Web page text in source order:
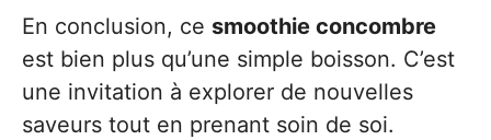
En conclusion, ce smoothie concombre
est bien plus qu’une simple boisson. C’est
une invitation à explorer de nouvelles
saveurs tout en prenant soin de soi.